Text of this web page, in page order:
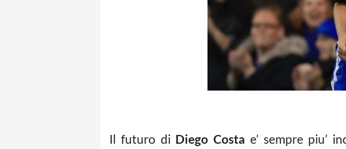
Il futuro di Diego Costa e’ sempre piu’